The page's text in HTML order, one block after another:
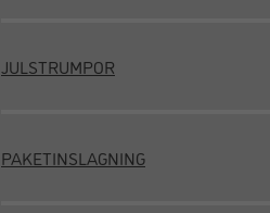
JULSTRUMPOR
PAKETINSLAGNING